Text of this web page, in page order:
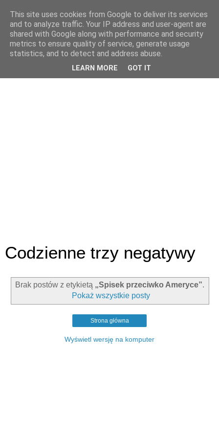
Codzienne trzy negatywy
Brak postów z etykietą „Spisek przeciwko Ameryce”.
Pokaż wszystkie posty
Strona główna
Wyświetl wersję na komputer
This site uses cookies from Google to deliver its services
and to analyze traffic. Your IP address and user-agent are
shared with Google along with performance and security
metrics to ensure quality of service, generate usage
statistics, and to detect and address abuse.
LEARN MORE GOT IT